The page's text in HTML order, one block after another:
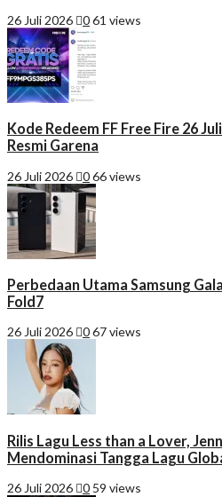
26 Juli 2026 061 views
Kode Redeem FF Free Fire 26
Resmi Garena
26 Juli 2026 066 views
Perbedaan Utama Samsung
Fold7
26 Juli 2026 067 views
Rilis Lagu Less than a Lover,
Mendominasi Tangga Lagu
26 Juli 2026 0 59 views